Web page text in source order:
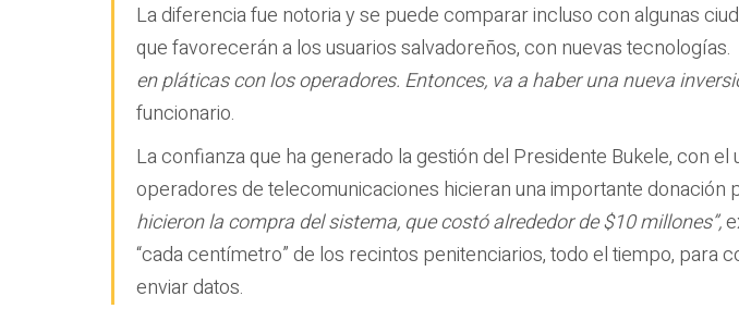
La diferencia fue notoria y se puede comparar incluso con algunas
que favorecerán a los usuarios salvadoreños, con nuevas tecnologías.
en pláticas con los operadores. Entonces, va a haber una nueva
funcionario.
La confianza que ha generado la gestión del Presidente Bukele, con
operadores de telecomunicaciones hicieran una importante donación
hicieron la compra del sistema, que costó alrededor de $10 millones”,
“cada centímetro” de los recintos penitenciarios, todo el tiempo, para
enviar datos.